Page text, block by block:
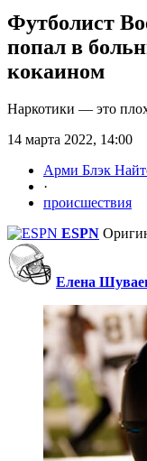
Футболист
попал в
кокаином
Наркотики — это
14 марта 2022, 14:00
Арми Блэк
·
происшествия
ESPN
Елена